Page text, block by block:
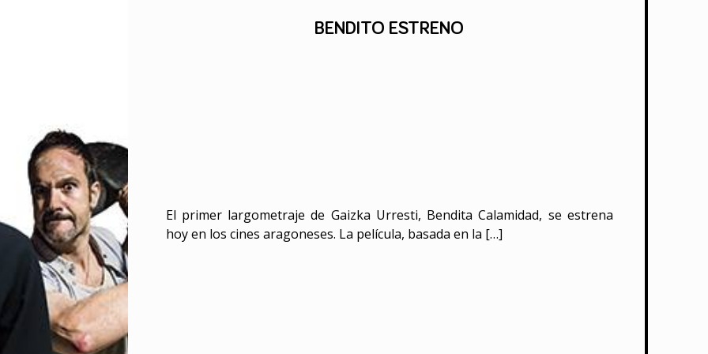
BENDITO ESTRENO
El primer largometraje de Gaizka Urresti, Bendita Calamidad, se estrena
hoy en los cines aragoneses. La película, basada en la […]